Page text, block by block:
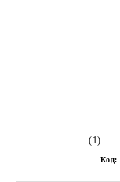
(1)
Код: